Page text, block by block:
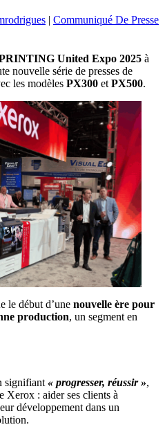
| Communiqué De Presse
United Expo 2025 à
nouvelle série de presses de
les modèles PX300 et PX500.
le début d’une nouvelle ère pour
production, un segment en
signifiant « progresser, réussir »,
Xerox : aider ses clients à
développement dans un